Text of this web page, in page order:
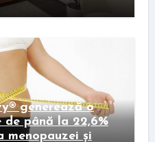
generează o
până la 22,6%
menopauzei și